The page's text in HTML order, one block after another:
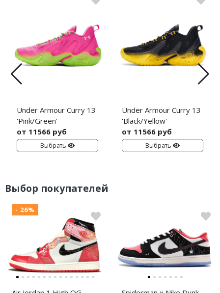
Under Armour Curry 13
'Pink/Green'
от 11566 руб
Выбрать
Under Armour Curry 13
'Black/Yellow'
от 11566 руб
Выбрать
Выбор покупателей
- 26%